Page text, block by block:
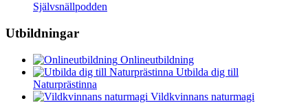
Självsnällpodden
Utbildningar
Onlineutbildning
Utbilda dig till
Naturprästinna
Vildkvinnans naturmagi